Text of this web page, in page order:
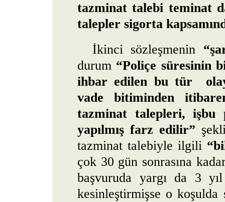
tazminat talebi teminat
talepler sigorta
İkinci sözleşmenin
durum “Poliçe süresinin
ihbar edilen bu tür
vade bitiminden
tazminat talepleri, işbu
yapılmış farz edilir”
tazminat talebiyle ilgili
çok 30 gün sonrasına
başvuruda yargı da 3
kesinleştirmişse o